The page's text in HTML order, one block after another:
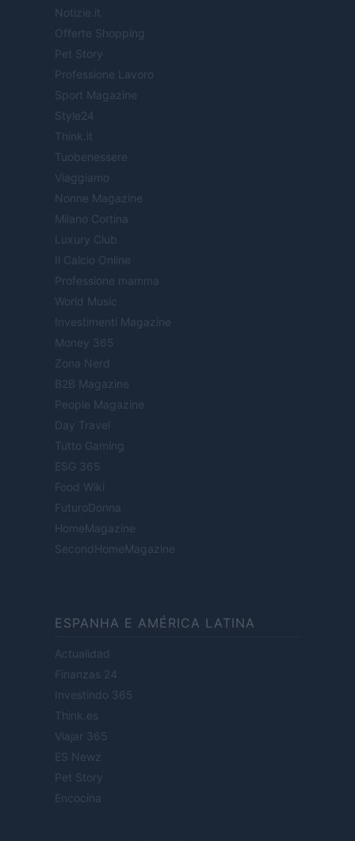
Notizie.it
Offerte Shopping
Pet Story
Professione Lavoro
Sport Magazine
Style24
Think.it
Tuobenessere
Viaggiamo
Nonne Magazine
Milano Cortina
Luxury Club
Il Calcio Online
Professione mamma
World Music
Investimenti Magazine
Money 365
Zona Nerd
B2B Magazine
People Magazine
Day Travel
Tutto Gaming
ESG 365
Food Wiki
FuturoDonna
HomeMagazine
SecondHomeMagazine
ESPANHA E AMÉRICA LATINA
Actualidad
Finanzas 24
Investindo 365
Think.es
Viajar 365
ES Newz
Pet Story
Encocina